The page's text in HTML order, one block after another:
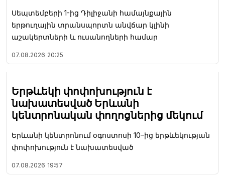
Սեպտեմբերի 1-ից Դիլիջանի համայնքային
երթուղային տրանսպորտն անվճար կլինի
աշակերտների և ուսանողների համար
07.08.2026 20:25
Երթևեկի փոփոխություն է
նախատեսված Երևանի
կենտրոնական փողոցներից մեկում
Երևանի կենտրոնում օգոստոսի 10–ից երթևեկության
փոփոխություն է նախատեսված
07.08.2026 19:57